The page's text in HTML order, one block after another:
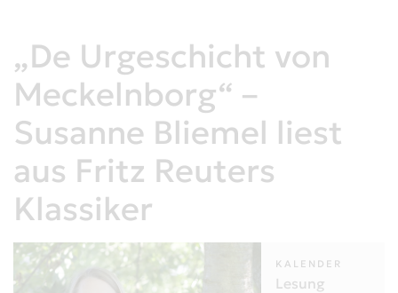
„De Urgeschicht von
Meckelnborg“ –
Susanne Bliemel liest
aus Fritz Reuters
Klassiker
KALENDER
Lesung